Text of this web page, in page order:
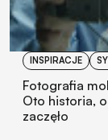
INSPIRACJE
Fotografia
Oto historia,
zaczęło